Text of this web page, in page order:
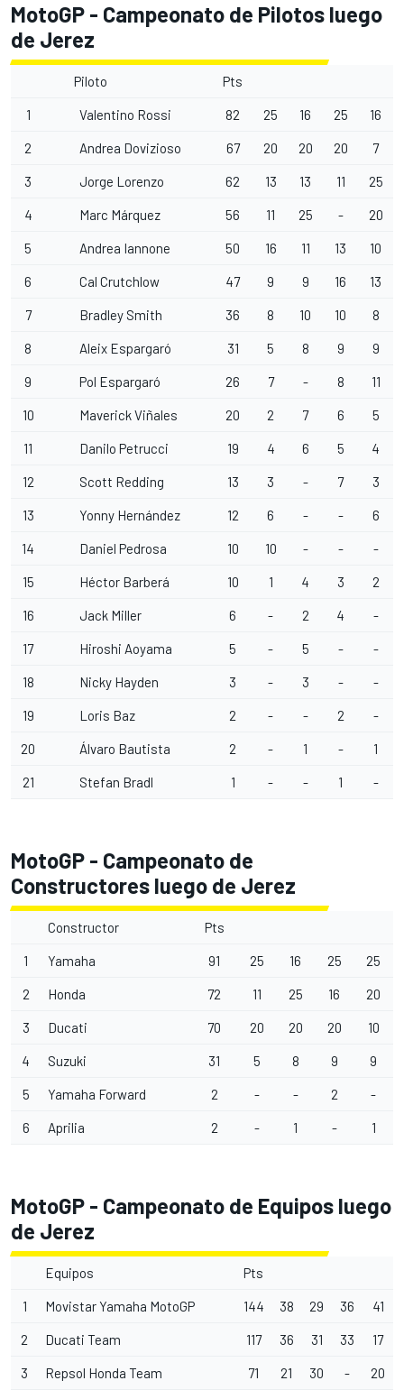
MotoGP - Campeonato de Pilotos luego
de Jerez
Piloto Pts
1 Valentino Rossi 82 25 16 25 16
2 Andrea Dovizioso 67 20 20 20 7
3 Jorge Lorenzo 62 13 13 11 25
4 Marc Márquez 56 11 25 - 20
5 Andrea Iannone 50 16 11 13 10
6 Cal Crutchlow 47 9 9 16 13
7 Bradley Smith 36 8 10 10 8
8 Aleix Espargaró 31 5 8 9 9
9 Pol Espargaró 26 7 - 8 11
10 Maverick Viñales 20 2 7 6 5
11 Danilo Petrucci 19 4 6 5 4
12 Scott Redding 13 3 - 7 3
13 Yonny Hernández 12 6 - - 6
14 Daniel Pedrosa 10 10 - - -
15 Héctor Barberá 10 1 4 3 2
16 Jack Miller 6 - 2 4 -
17 Hiroshi Aoyama 5 - 5 - -
18 Nicky Hayden 3 - 3 - -
19 Loris Baz 2 - - 2 -
20 Álvaro Bautista 2 - 1 - 1
21 Stefan Bradl 1 - - 1 -
MotoGP - Campeonato de
Constructores luego de Jerez
Constructor Pts
1 Yamaha 91 25 16 25 25
2 Honda 72 11 25 16 20
3 Ducati 70 20 20 20 10
4 Suzuki 31 5 8 9 9
5 Yamaha Forward 2 - - 2 -
6 Aprilia 2 - 1 - 1
MotoGP - Campeonato de Equipos luego
de Jerez
Equipos Pts
1 Movistar Yamaha MotoGP 144 38 29 36 41
2 Ducati Team 117 36 31 33 17
3 Repsol Honda Team 71 21 30 - 20